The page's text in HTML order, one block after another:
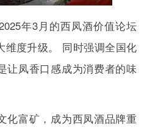
年3月的西凤酒价值论坛
维度升级。 同时强调全国化
让凤香口感成为消费者的味
化富矿，成为西凤酒品牌重